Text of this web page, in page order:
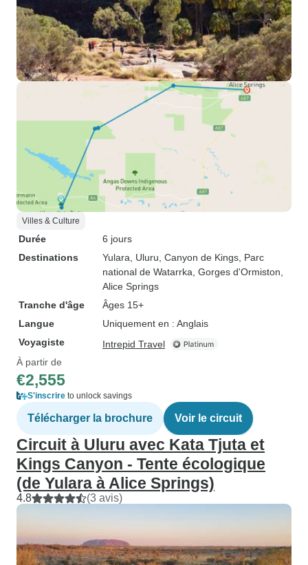
Villes & Culture
Durée
6 jours
Destinations
Yulara , Uluru , Canyon de Kings , Parc
national de Watarrka , Gorges d'Ormiston
Alice Springs
Tranche d'âge
Âges 15+
Langue
Uniquement en : Anglais
Voyagiste
Intrepid Travel
À partir de
€2,555
S'inscrire to unlock savings
Télécharger la brochure Voir le circuit
Circuit à Uluru avec Kata Tjuta et
Kings Canyon - Tente écologique
(de Yulara à Alice Springs)
4.8 (3 avis)